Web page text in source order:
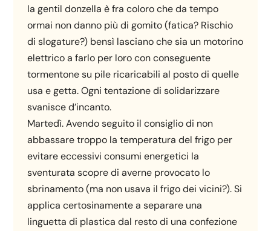
la gentil donzella è fra coloro che da tempo
ormai non danno più di gomito (fatica? Rischio
di slogature?) bensì lasciano che sia un motorino
elettrico a farlo per loro con conseguente
tormentone su pile ricaricabili al posto di quelle
usa e getta. Ogni tentazione di solidarizzare
svanisce d’incanto.
Martedì. Avendo seguito il consiglio di non
abbassare troppo la temperatura del frigo per
evitare eccessivi consumi energetici la
sventurata scopre di averne provocato lo
sbrinamento (ma non usava il frigo dei vicini?). Si
applica certosinamente a separare una
linguetta di plastica dal resto di una confezione